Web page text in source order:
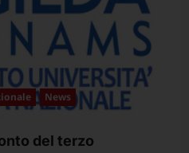
News
del terzo